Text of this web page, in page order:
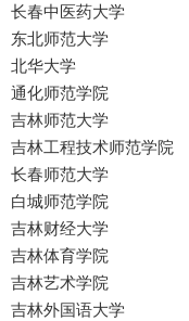
长春中医药大学
东北师范大学
北华大学
通化师范学院
吉林师范大学
吉林工程技术师范学院
长春师范大学
白城师范学院
吉林财经大学
吉林体育学院
吉林艺术学院
吉林外国语大学